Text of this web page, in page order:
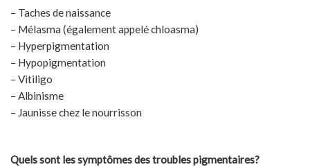
– Taches de naissance
– Mélasma (également appelé chloasma)
– Hyperpigmentation
– Hypopigmentation
– Vitiligo
– Albinisme
– Jaunisse chez le nourrisson
Quels sont les symptômes des troubles pigmentaires?